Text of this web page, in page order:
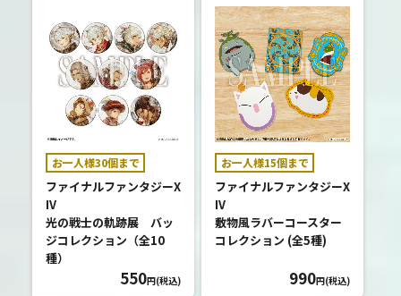
お一人様30個まで
ファイナルファンタジーX
IV
光の戦士の軌跡展 バッ
ジコレクション（全10
種）
550円(税込)
お一人様15個まで
ファイナルファンタジーX
IV
敷物風ラバーコースター
コレクション (全5種)
990円(税込)